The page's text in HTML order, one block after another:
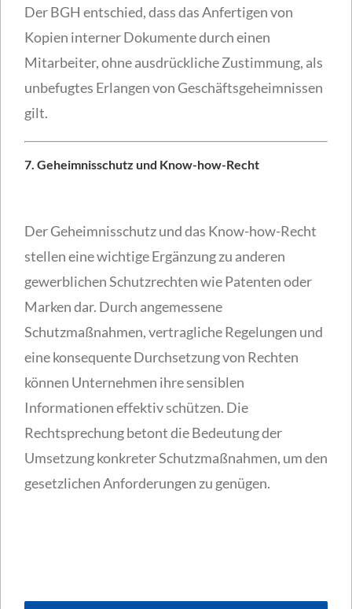
Der BGH entschied, dass das Anfertigen von
Kopien interner Dokumente durch einen
Mitarbeiter, ohne ausdrückliche Zustimmung, als
unbefugtes Erlangen von Geschäftsgeheimnissen
gilt.
7. Geheimnisschutz und Know-how-Recht
Der Geheimnisschutz und das Know-how-Recht
stellen eine wichtige Ergänzung zu anderen
gewerblichen Schutzrechten wie Patenten oder
Marken dar. Durch angemessene
Schutzmaßnahmen, vertragliche Regelungen und
eine konsequente Durchsetzung von Rechten
können Unternehmen ihre sensiblen
Informationen effektiv schützen. Die
Rechtsprechung betont die Bedeutung der
Umsetzung konkreter Schutzmaßnahmen, um den
gesetzlichen Anforderungen zu genügen.